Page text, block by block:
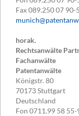
Fax089.250 07 90-
horak.
Rechtsanwälte
Fachanwälte
Patentanwälte
Königstr. 80
70173Stuttgart
Deutschland
Fon 0711.99 58 55-